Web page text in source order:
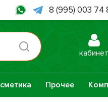
8 (995) 003 74
Пн - Пт, с 09:00 до 18:00
кабинет
Прочее